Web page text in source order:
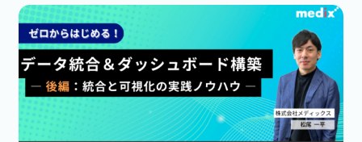
実績・事例
セミナー
株式会社メディックス